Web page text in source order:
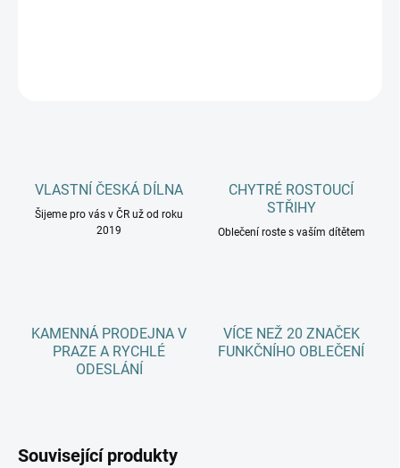
VLASTNÍ ČESKÁ DÍLNA
Šijeme pro vás v ČR už od roku
2019
CHYTRÉ ROSTOUCÍ
STŘIHY
Oblečení roste s vaším dítětem
KAMENNÁ PRODEJNA V
PRAZE A RYCHLÉ
ODESLÁNÍ
VÍCE NEŽ 20 ZNAČEK
FUNKČNÍHO OBLEČENÍ
Související produkty